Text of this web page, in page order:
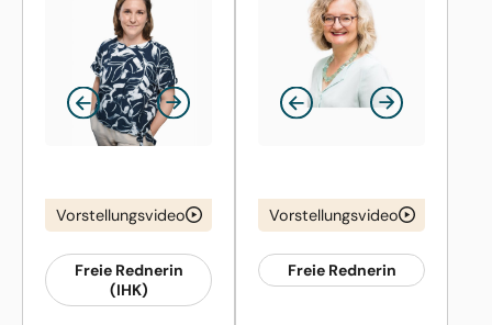
Vorstellungsvideo
Freie Rednerin
(IHK)
Vorstellungsvideo
Freie Rednerin